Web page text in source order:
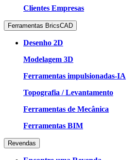
Clientes Empresas
Ferramentas BricsCAD
Desenho 2D
Modelagem 3D
Ferramentas impulsionadas-IA
Topografia / Levantamento
Ferramentas de Mecânica
Ferramentas BIM
Revendas